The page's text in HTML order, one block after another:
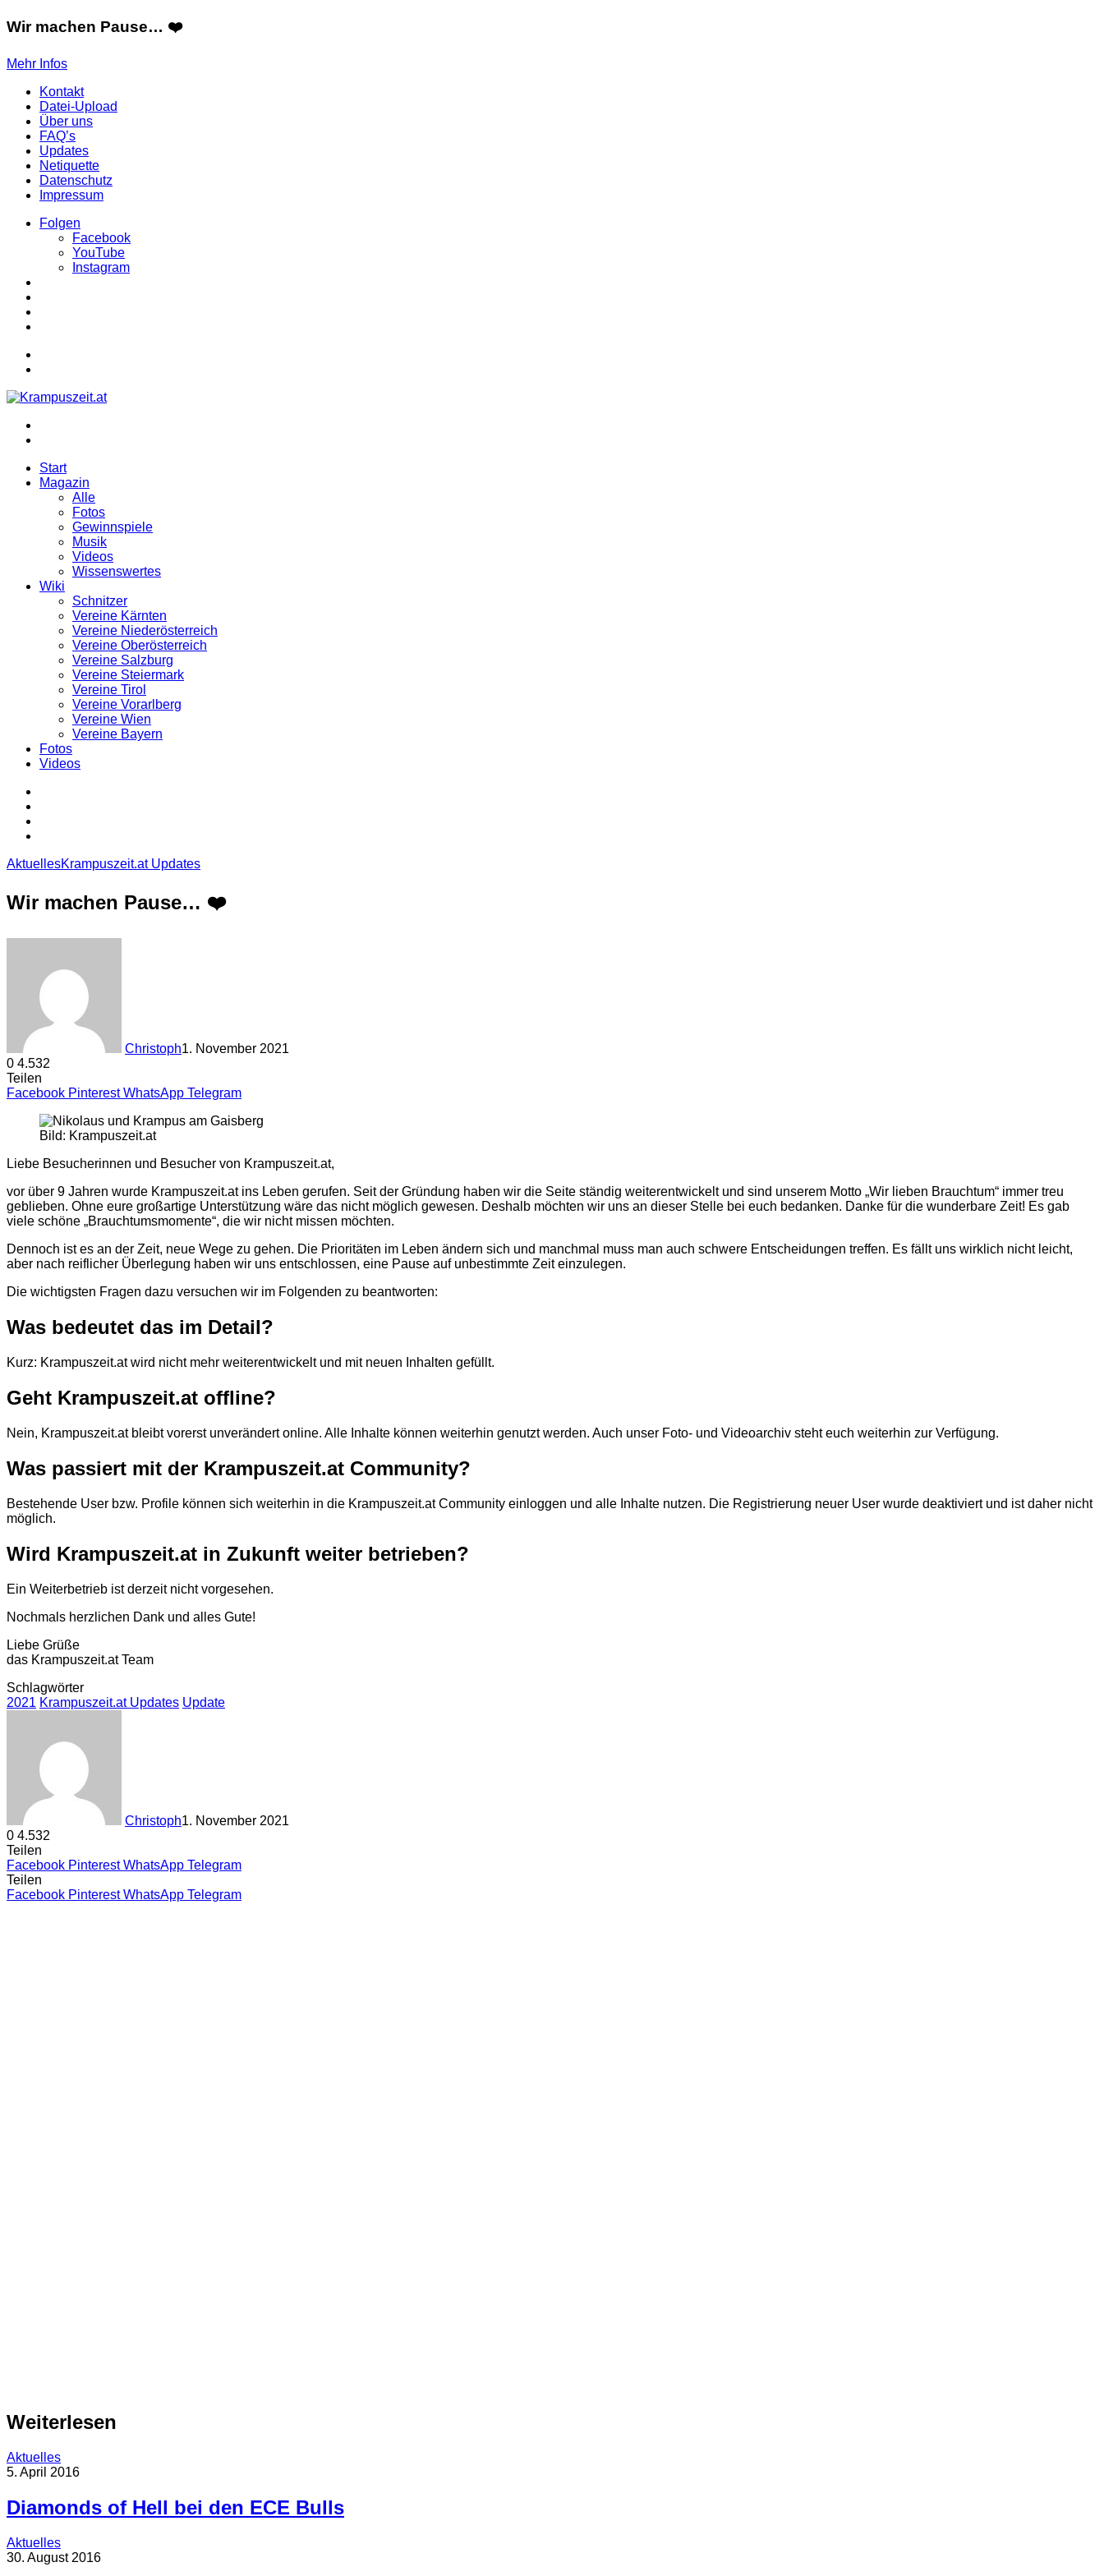
Wir machen Pause… ❤️
Mehr Infos
Kontakt
Datei-Upload
Über uns
FAQ’s
Updates
Netiquette
Datenschutz
Impressum
Folgen
Facebook
YouTube
Instagram
Start
Magazin
Alle
Fotos
Gewinnspiele
Musik
Videos
Wissenswertes
Wiki
Schnitzer
Vereine Kärnten
Vereine Niederösterreich
Vereine Oberösterreich
Vereine Salzburg
Vereine Steiermark
Vereine Tirol
Vereine Vorarlberg
Vereine Wien
Vereine Bayern
Fotos
Videos
AktuellesKrampuszeit.at Updates
Wir machen Pause… ❤️
Christoph1. November 2021
0 4.532
Teilen
Facebook Pinterest WhatsApp Telegram
Bild: Krampuszeit.at
Liebe Besucherinnen und Besucher von Krampuszeit.at,
vor über 9 Jahren wurde Krampuszeit.at ins Leben gerufen. Seit der Gründung haben wir die Seite ständig weiterentwickelt und sind unserem Motto „Wir lieben Brauchtum“ immer treu
geblieben. Ohne eure großartige Unterstützung wäre das nicht möglich gewesen. Deshalb möchten wir uns an dieser Stelle bei euch bedanken. Danke für die wunderbare Zeit! Es gab
viele schöne „Brauchtumsmomente“, die wir nicht missen möchten.
Dennoch ist es an der Zeit, neue Wege zu gehen. Die Prioritäten im Leben ändern sich und manchmal muss man auch schwere Entscheidungen treffen. Es fällt uns wirklich nicht leicht,
aber nach reiflicher Überlegung haben wir uns entschlossen, eine Pause auf unbestimmte Zeit einzulegen.
Die wichtigsten Fragen dazu versuchen wir im Folgenden zu beantworten:
Was bedeutet das im Detail?
Kurz: Krampuszeit.at wird nicht mehr weiterentwickelt und mit neuen Inhalten gefüllt.
Geht Krampuszeit.at offline?
Nein, Krampuszeit.at bleibt vorerst unverändert online. Alle Inhalte können weiterhin genutzt werden. Auch unser Foto- und Videoarchiv steht euch weiterhin zur Verfügung.
Was passiert mit der Krampuszeit.at Community?
Bestehende User bzw. Profile können sich weiterhin in die Krampuszeit.at Community einloggen und alle Inhalte nutzen. Die Registrierung neuer User wurde deaktiviert und ist daher nicht
möglich.
Wird Krampuszeit.at in Zukunft weiter betrieben?
Ein Weiterbetrieb ist derzeit nicht vorgesehen.
Nochmals herzlichen Dank und alles Gute!
Liebe Grüße
das Krampuszeit.at Team
Schlagwörter
2021 Krampuszeit.at Updates Update
Christoph1. November 2021
0 4.532
Teilen
Facebook Pinterest WhatsApp Telegram
Teilen
Facebook Pinterest WhatsApp Telegram
Weiterlesen
Aktuelles
5. April 2016
Diamonds of Hell bei den ECE Bulls
Aktuelles
30. August 2016